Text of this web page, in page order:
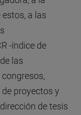
a las
-índice de
las
proyectos y
de tesis